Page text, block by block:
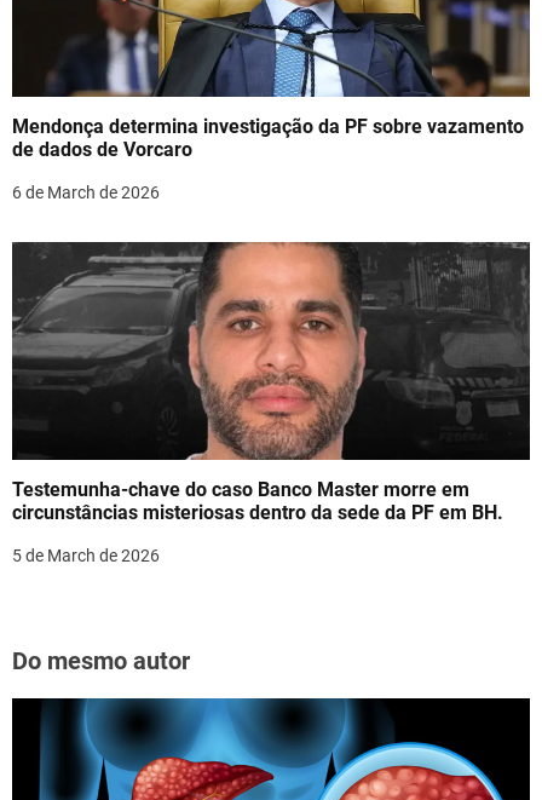
Mendonça determina investigação da PF sobre vazamento
de dados de Vorcaro
6 de March de 2026
Testemunha-chave do caso Banco Master morre em
circunstâncias misteriosas dentro da sede da PF em BH.
5 de March de 2026
Do mesmo autor